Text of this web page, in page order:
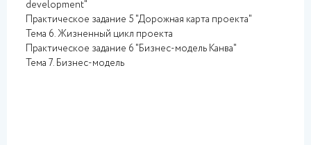
development"
Практическое задание 5 "Дорожная карта проекта"
Тема 6. Жизненный цикл проекта
Практическое задание 6 "Бизнес-модель Канва"
Тема 7. Бизнес-модель